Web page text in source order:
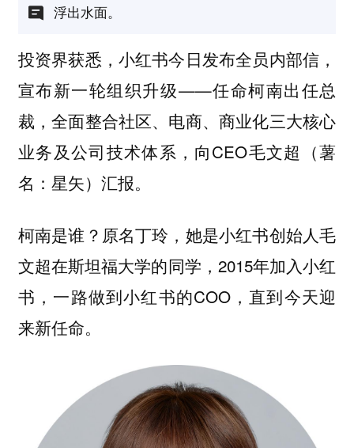
浮出水面。
投资界获悉，小红书今日发布全员内部信，
宣布新一轮组织升级——任命柯南出任总
裁，全面整合社区、电商、商业化三大核心
业务及公司技术体系，向CEO毛文超（薯
名：星矢）汇报。
柯南是谁？原名丁玲，她是小红书创始人毛
文超在斯坦福大学的同学，2015年加入小红
书，一路做到小红书的COO，直到今天迎
来新任命。